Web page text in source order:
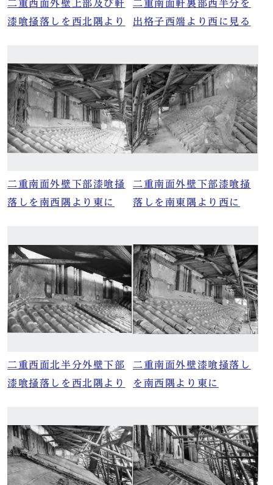
二重西面外壁上部及び軒
漆喰掻落しを西北隅より
二重南面軒裏部西半分を
出格子西端より西に見る
二重南面外壁下部漆喰掻
落しを南西隅より東に
二重南面外壁下部漆喰掻
落しを南東隅より西に
二重西面北半分外壁下部
漆喰掻落しを西北隅より
二重南面外壁漆喰掻落し
を南西隅より東に